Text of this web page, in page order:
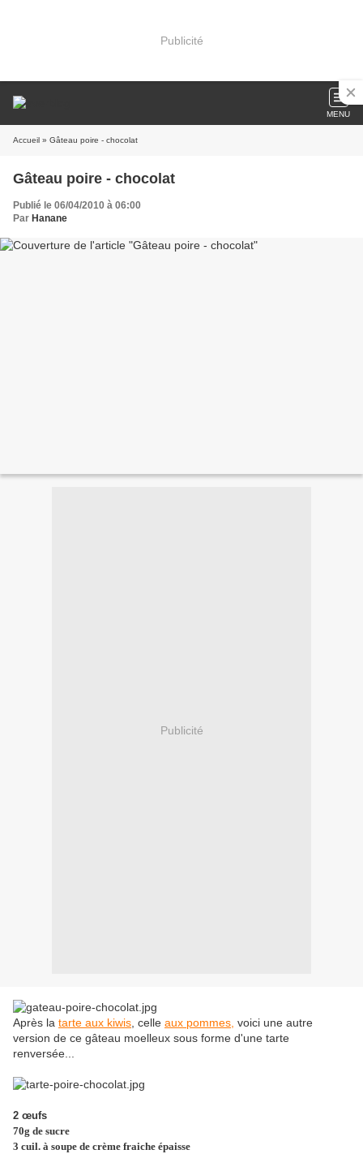
Publicité
MENU
Accueil » Gâteau poire - chocolat
Gâteau poire - chocolat
Publié le 06/04/2010 à 06:00
Par Hanane
Publicité
Après la tarte aux kiwis , celle aux pommes voici une autre
version de ce gâteau moelleux sous forme d'une tarte
renversée...
2 œufs
70g de sucre
3 cuil. à soupe de crème fraiche épaisse